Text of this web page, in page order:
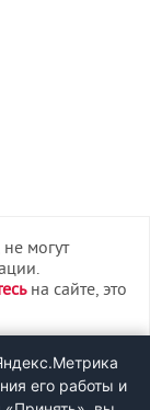
не могут
на сайте, это
его работы и